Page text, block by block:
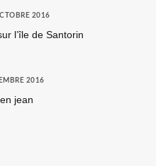
2016
l’île de Santorin
2016
jean